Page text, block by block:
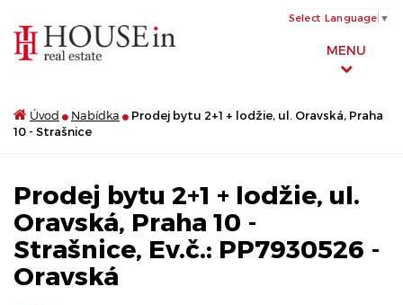
MENU
Select Language ▼
Úvod Nabídka
Prodej bytu 2+1 + lodžie, ul. Oravská, Praha
10 - Strašnice
Prodej bytu 2+1 + lodžie, ul.
Oravská, Praha 10 -
Strašnice, Ev.č.: PP7930526 -
Oravská